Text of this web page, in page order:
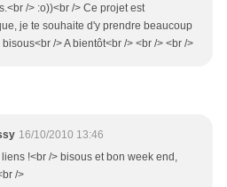
/> :o))<br /> Ce projet est
je te souhaite d'y prendre beaucoup
/> A bientôt<br /> <br /> <br />
16/10/2010 13:46
!<br /> bisous et bon week end,
/>